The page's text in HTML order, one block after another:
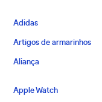
Adidas
Artigos de armarinhos
Aliança
Apple Watch